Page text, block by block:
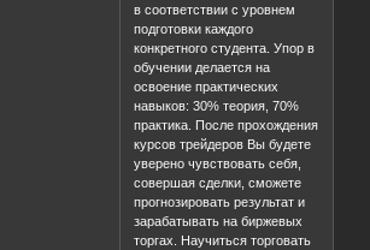
в соответствии с уровнем
подготовки каждого
конкретного студента. Упор в
обучении делается на
освоение практических
навыков: 30% теория, 70%
практика. После прохождения
курсов трейдеров Вы будете
уверено чувствовать себя,
совершая сделки, сможете
прогнозировать результат и
зарабатывать на биржевых
торгах. Научиться торговать